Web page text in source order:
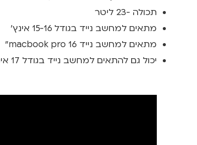
תכולה -23 ליטר
מתאים למחשב נייד בגודל 15-16 אינץ'
מתאים למחשב נייד macbook pro 16"
יכול גם להתאים למחשב נייד בגודל 17 אינץ' (תלוי בגודל המחשב)